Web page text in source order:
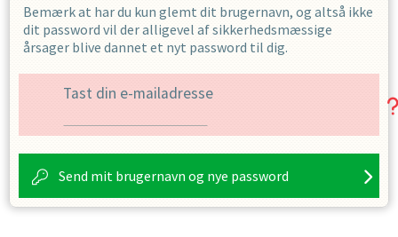
Bemærk at har du kun glemt dit brugernavn, og altså ikke
dit password vil der alligevel af sikkerhedsmæssige
årsager blive dannet et nyt password til dig.
Tast din e-mailadresse
Send mit brugernavn og nye password